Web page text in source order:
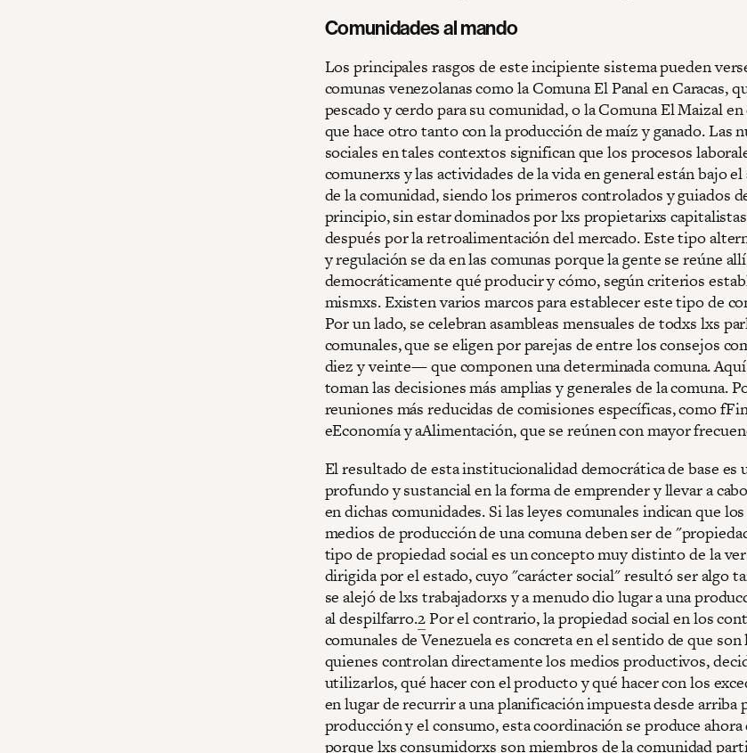
Comunidades al mando
Los principales rasgos de este incipiente sistema pueden
comunas venezolanas como la Comuna El Panal en Caracas,
pescado y cerdo para su comunidad, o la Comuna El Maizal
que hace otro tanto con la producción de maíz y ganado. Las
sociales en tales contextos significan que los procesos
comunerxs y las actividades de la vida en general están bajo
de la comunidad, siendo los primeros controlados y guiados
principio, sin estar dominados por lxs propietarixs
después por la retroalimentación del mercado. Este tipo
y regulación se da en las comunas porque la gente se reúne
democráticamente qué producir y cómo, según criterios
mismxs. Existen varios marcos para establecer este tipo de
Por un lado, se celebran asambleas mensuales de todxs lxs
comunales, que se eligen por parejas de entre los consejos
diez y veinte— que componen una determinada comuna. Aquí
toman las decisiones más amplias y generales de la comuna.
reuniones más reducidas de comisiones específicas, como
eEconomía y aAlimentación, que se reúnen con mayor
El resultado de esta institucionalidad democrática de base es
profundo y sustancial en la forma de emprender y llevar a
en dichas comunidades. Si las leyes comunales indican que
medios de producción de una comuna deben ser de
tipo de propiedad social es un concepto muy distinto de la
dirigida por el estado, cuyo "carácter social" resultó ser algo
se alejó de lxs trabajadorxs y a menudo dio lugar a una
al despilfarro.2Por el contrario, la propiedad social en los
comunales de Venezuela es concreta en el sentido de que
quienes controlan directamente los medios productivos,
utilizarlos, qué hacer con el producto y qué hacer con los
en lugar de recurrir a una planificación impuesta desde arriba
producción y el consumo, esta coordinación se produce ahora
porque lxs consumidorxs son miembros de la comunidad